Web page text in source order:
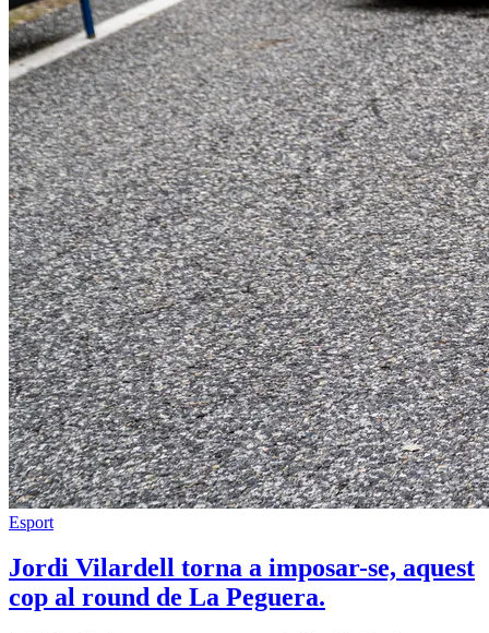
Esport
Jordi Vilardell torna a imposar-se, aquest
cop al round de La Peguera.